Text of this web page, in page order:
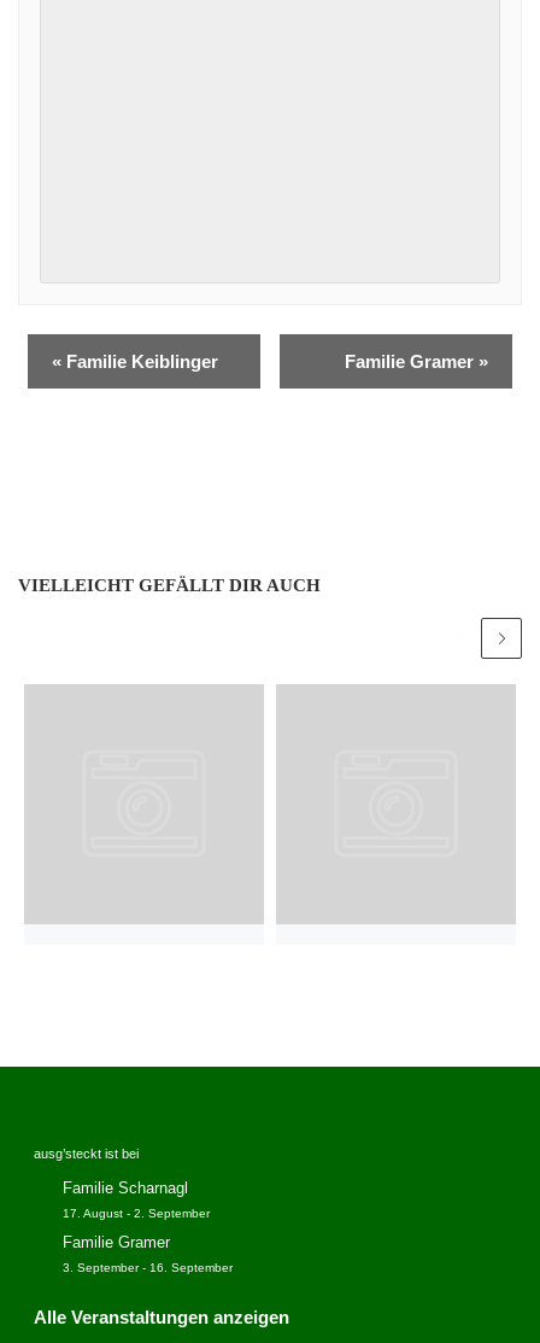
« Familie Keiblinger Familie Gramer »
VIELLEICHT GEFÄLLT DIR AUCH
ausg’steckt ist bei
Familie Scharnagl
17. August- 2. September
Familie Gramer
3. September- 16. September
Alle Veranstaltungen anzeigen